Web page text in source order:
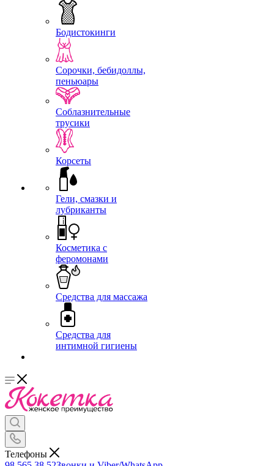
Бодистокинги
Сорочки, бебидоллы,
пеньюары
Соблазнительные
трусики
Корсеты
Гели, смазки и
лубриканты
Косметика с
феромонами
Средства для массажа
Средства для
интимной гигиены
Телефоны